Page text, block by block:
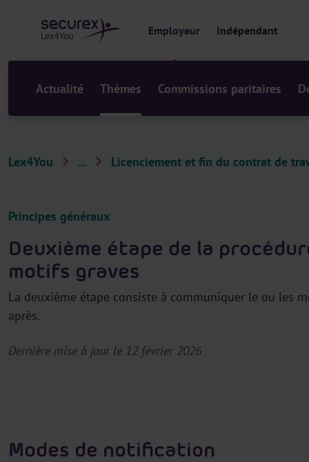
Employeur Indépendant
Actualité Thèmes Commissions paritaires
Lex4You
...
è
e
s
Licenciement et fin du contrat de
Principes généraux
Deuxième étape de la
motifs graves
La deuxième étape consiste à communiquer le ou les
après.
Dernière mise à jour le 12 février 2026
Modes de notification